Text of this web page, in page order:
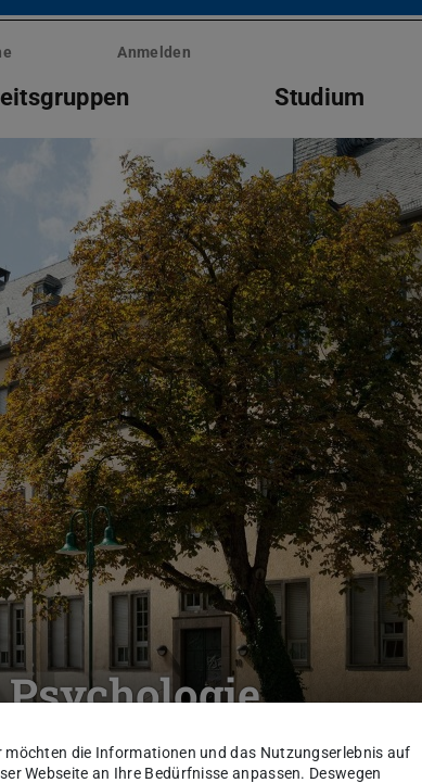
Anmelden
Studium
möchten die Informationen und das Nutzungserlebnis auf
Webseite an Ihre Bedürfnisse anpassen. Deswegen